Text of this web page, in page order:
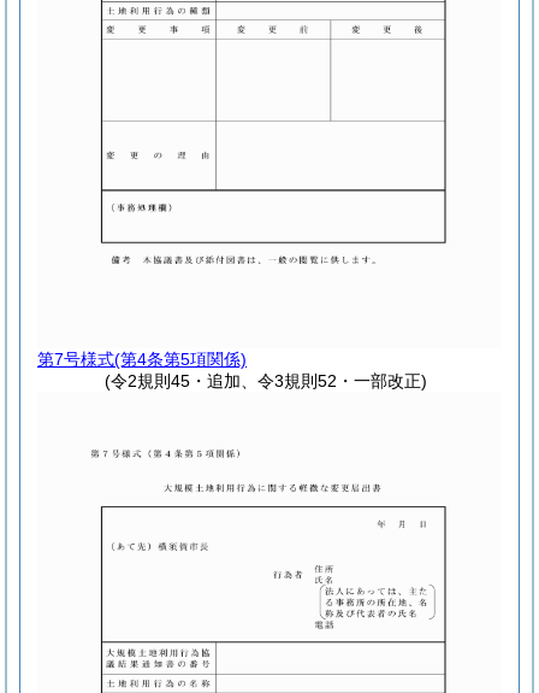
第7号様式(第4条第5項関係)
(令2規則45・追加、令3規則52・一部改正)